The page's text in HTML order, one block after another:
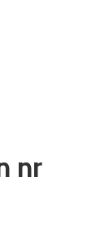
nr